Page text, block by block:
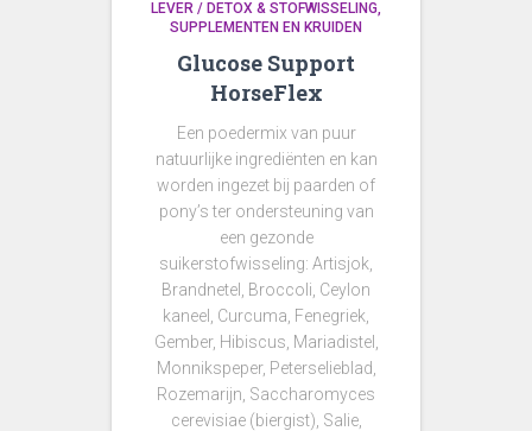
LEVER / DETOX & STOFWISSELING
SUPPLEMENTEN EN KRUIDEN
Glucose Support
HorseFlex
Een poedermix van puur
natuurlijke ingrediënten en kan
worden ingezet bij paarden of
pony’s ter ondersteuning van
een gezonde
suikerstofwisseling: Artisjok,
Brandnetel, Broccoli, Ceylon
kaneel, Curcuma, Fenegriek,
Gember, Hibiscus, Mariadistel,
Monnikspeper, Peterselieblad,
Rozemarijn, Saccharomyces
cerevisiae (biergist), Salie,